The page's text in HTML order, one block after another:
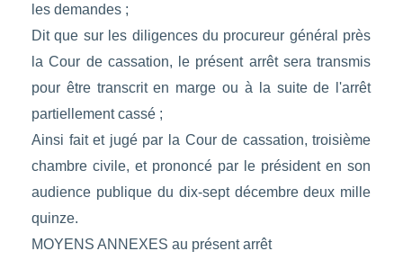
les demandes ;
Dit que sur les diligences du procureur général près
la Cour de cassation, le présent arrêt sera transmis
pour être transcrit en marge ou à la suite de l'arrêt
partiellement cassé ;
Ainsi fait et jugé par la Cour de cassation, troisième
chambre civile, et prononcé par le président en son
audience publique du dix-sept décembre deux mille
quinze.
MOYENS ANNEXES au présent arrêt